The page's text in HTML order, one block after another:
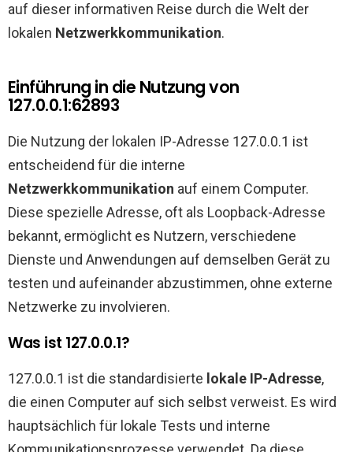
auf dieser informativen Reise durch die Welt der
lokalen Netzwerkkommunikation.
Einführung in die Nutzung von
127.0.0.1:62893
Die Nutzung der lokalen IP-Adresse 127.0.0.1 ist
entscheidend für die interne
Netzwerkkommunikation auf einem Computer.
Diese spezielle Adresse, oft als Loopback-Adresse
bekannt, ermöglicht es Nutzern, verschiedene
Dienste und Anwendungen auf demselben Gerät zu
testen und aufeinander abzustimmen, ohne externe
Netzwerke zu involvieren.
Was ist 127.0.0.1?
127.0.0.1 ist die standardisierte lokale IP-Adresse,
die einen Computer auf sich selbst verweist. Es wird
hauptsächlich für lokale Tests und interne